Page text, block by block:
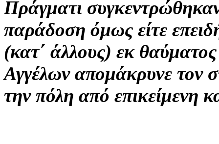
Πράγματι
παράδοση όμως είτε
(κατ΄ άλλους) εκ
Αγγέλων απομάκρυνε τον
την πόλη από επικείμενη